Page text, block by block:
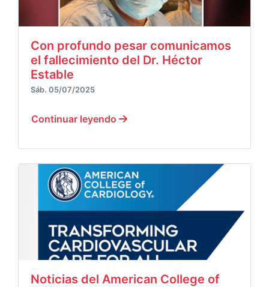
Con profundo pesar comunicamos
el fallecimiento del Dr. Héctor
Estable
Sáb. 05/07/2025
Continuar leyendo
Noticias del American College of